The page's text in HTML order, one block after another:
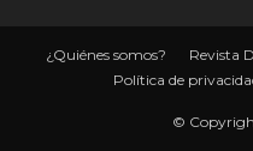
¿Quiénes somos? Revista
Política de
©